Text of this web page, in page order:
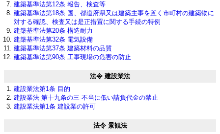
建築基準法第12条 報告、検査等
建築基準法第18条 国、都道府県又は建築主事を置く市町村の建築物に
対する確認、検査又は是正措置に関する手続の特例
建築基準法第20条 構造耐力
建築基準法第32条 電気設備
建築基準法第37条 建築材料の品質
建築基準法第90条 工事現場の危害の防止
法令 建設業法
建設業法第1条 目的
建設業法 第十九条の三 不当に低い請負代金の禁止
建設業法第1条 建設業の許可
法令 景観法